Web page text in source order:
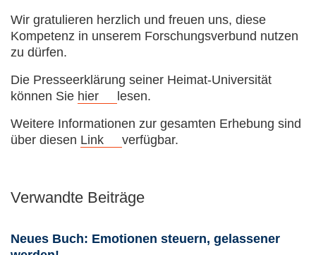
Wir gratulieren herzlich und freuen uns, diese
Kompetenz in unserem Forschungsverbund nutzen
zu dürfen.
Die Presseerklärung seiner Heimat-Universität
können Sie hier
lesen.
Weitere Informationen zur gesamten Erhebung sind
über diesen Link verfügbar.
Verwandte Beiträge
Neues Buch: Emotionen steuern, gelassener